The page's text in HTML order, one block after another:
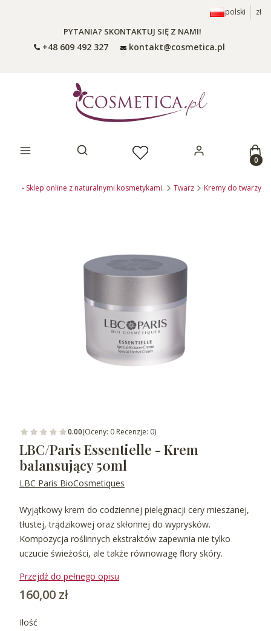
polski zł
PYTANIA? SKONTAKTUJ SIĘ Z NAMI!
+48 609 492 327 kontakt@cosmetica.pl
Otwórz wyszukiwarkę
- Sklep online z naturalnymi kosmetykami. Twarz Kremy do twarzy
0.00(Oceny: 0 Recenzje: 0)
LBC/Paris Essentielle - Krem
balansujący 50ml
LBC Paris BioCosmetiques
Wyjątkowy krem do codziennej pielęgnacji cery mieszanej,
tłustej, trądzikowej oraz skłonnej do wyprysków.
Kompozycja roślinnych ekstraktów zapewnia nie tylko
uczucie świeżości, ale także równowagę flory skóry.
Przejdź do pełnego opisu
Cena
160,00 zł
Ilość